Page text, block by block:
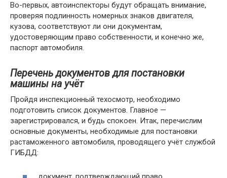
Во-первых, автоинспекторы будут обращать внимание,
проверяя подлинность номерных знаков двигателя,
кузова, соответствуют ли они документам,
удостоверяющим право собственности, и конечно же,
паспорт автомобиля.
Перечень документов для постановки
машины на учёт
Пройдя инспекционный техосмотр, необходимо
подготовить список документов. Главное —
зарегистрировался, и будь спокоен. Итак, перечислим
основные документы, необходимые для постановки
растаможенного автомобиля, проводящего учёт службой
ГИБДД: